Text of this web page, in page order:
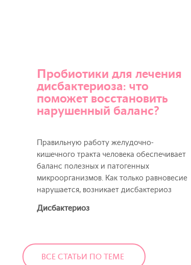
Пробиотики для лечения
дисбактериоза: что
поможет восстановить
нарушенный баланс?
Правильную работу желудочно-
кишечного тракта человека обеспечивает
баланс полезных и патогенных
микроорганизмов. Как только равновесие
нарушается, возникает дисбактериоз
Дисбактериоз
ВСЕ СТАТЬИ ПО ТЕМЕ